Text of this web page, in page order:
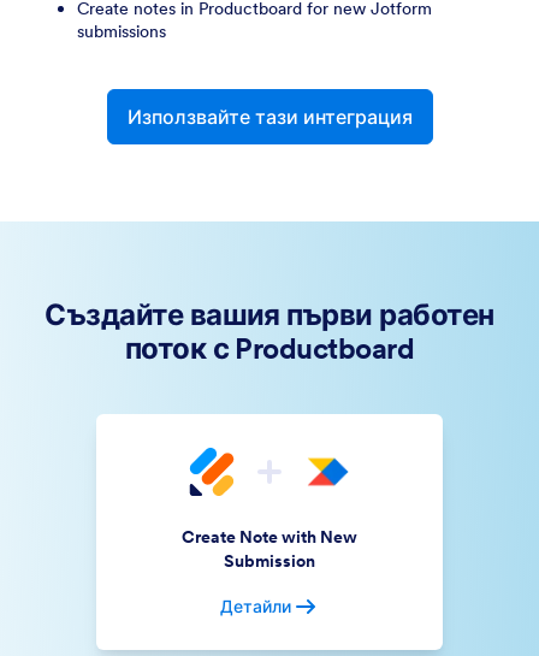
Create notes in Productboard for new Jotform
submissions
Използвайте тази интеграция
Създайте вашия първи работен
поток с Productboard
Create Note with New
Submission
Детайли